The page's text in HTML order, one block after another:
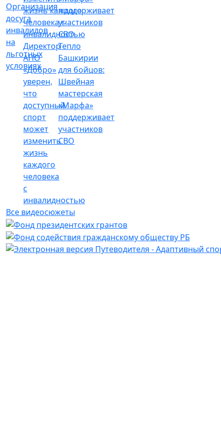
Организация
досуга
инвалидов
на
льготных
условиях
Директор
АНО
«Добро»
уверен,
что
доступный
спорт
может
изменить
жизнь
каждого
человека
с
инвалидностью
Тепло
Башкирии
для бойцов:
Швейная
мастерская
«Марфа»
поддерживает
участников
СВО
Все видеосюжеты